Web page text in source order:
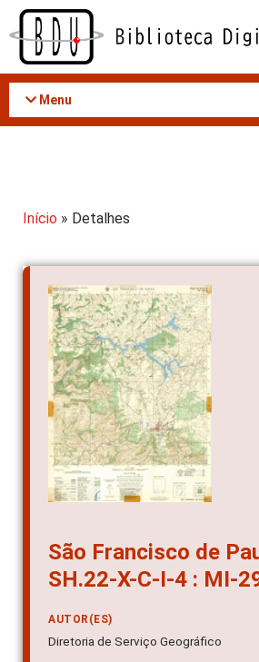
Acessar
conteúdo
Menu
Início » Detalhes
São Francisco de
SH.22-X-C-I-4 : MI-
AUTOR(ES)
Diretoria de Serviço Geográfico